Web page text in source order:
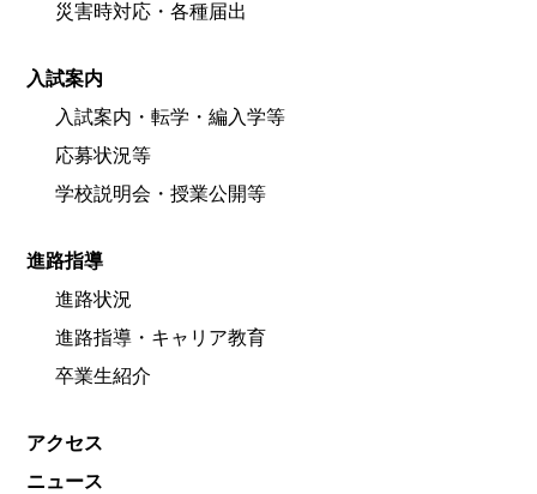
災害時対応・各種届出
入試案内
入試案内・転学・編入学等
応募状況等
学校説明会・授業公開等
進路指導
進路状況
進路指導・キャリア教育
卒業生紹介
アクセス
ニュース